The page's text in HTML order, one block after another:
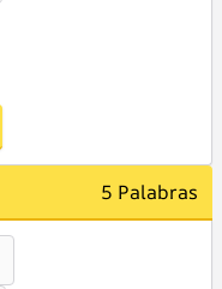
5 Palabras